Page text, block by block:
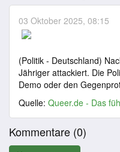
03 Oktober 2025, 08:15
(Politik - Deutschland)
Jähriger attackiert. Die
Demo oder den
Quelle: Queer.de - Das
Kommentare (0)